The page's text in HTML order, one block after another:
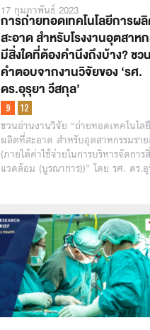
17 กุมภาพันธ์ 2023
การถ่ายทอดเทคโนโลยีการผ
สะอาด สำหรับโรงงานอุตสาห
มีสิ่งใดที่ต้องคำนึงถึงบ้าง? ชว
คำตอบจากงานวิจัยของ ‘รศ.
ดร.อุรุยา วีสกุล’
ชวนอ่านงานวิจัย “ถ่ายทอดเทคโนโล
ผลิตที่สะอาด สำหรับอุตสาหกรรมราย
(ภายใต้ค่าใช้จ่ายในการบริหารจัดการ
แวดล้อม (บูรณาการ))” โดย รศ. ดร.